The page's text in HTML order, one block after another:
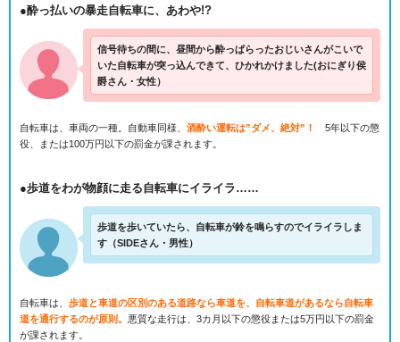
●酔っ払いの暴走自転車に、あわや!?
信号待ちの間に、昼間から酔っぱらったおじいさんがこいで
いた自転車が突っ込んできて、ひかれかけました(おにぎり侯
爵さん・女性）
自転車は、車両の一種。自動車同様、 酒酔い運転は”ダメ、絶対”！
5年以下の懲
役、または100万円以下の罰金が課されます。
●歩道をわが物顔に走る自転車にイライラ……
歩道を歩いていたら、自転車が鈴を鳴らすのでイライラしま
す（SIDEさん・男性）
自転車は、 歩道と車道の区別のある道路なら車道を、自転車道があるなら自転車
道を通行するのが原則。 悪質な走行は、3カ月以下の懲役または5万円以下の罰金
が課されます。